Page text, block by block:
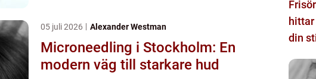
05 juli 2026 Alexander Westman
Microneedling i Stockholm: En
modern väg till starkare hud
din